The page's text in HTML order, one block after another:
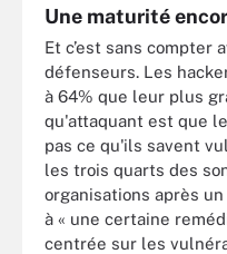
Une maturité
Et c’est sans compter
défenseurs. Les
à 64% que leur plus
qu'attaquant est que
pas ce qu'ils savent
les trois quarts des
organisations après
à « une certaine
centrée sur les